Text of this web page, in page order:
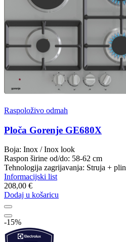
Raspoloživo odmah
Ploča Gorenje GE680X
Boja: Inox / Inox look
Raspon širine od/do: 58-62 cm
Tehnologija zagrijavanja: Struja + plin
Informacijski list
208,00 €
Dodaj u košaricu
-15%